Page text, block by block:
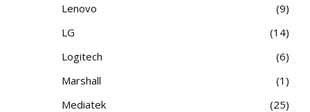
Lenovo
9
LG
14
Logitech
6
Marshall
1
Mediatek
25